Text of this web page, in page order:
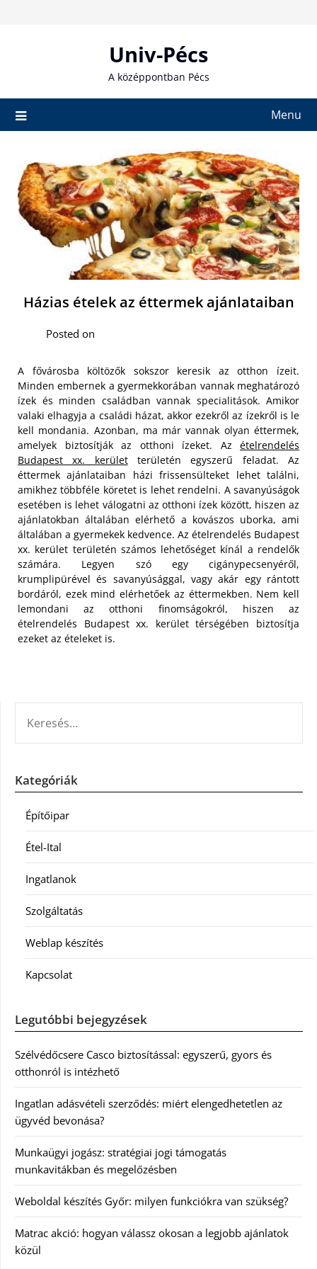
Univ-Pécs
A középpontban Pécs
Menu
Házias ételek az éttermek ajánlataiban
Posted on
A fővárosba költözők sokszor keresik az otthon ízeit.
Minden embernek a gyermekkorában vannak meghatározó
ízek és minden családban vannak specialitások. Amikor
valaki elhagyja a családi házat, akkor ezekről az ízekről is le
kell mondania. Azonban, ma már vannak olyan éttermek,
amelyek biztosítják az otthoni ízeket. Az ételrendelés
Budapest xx. kerületterületén egyszerű feladat. Az
éttermek ajánlataiban házi frissensülteket lehet találni,
amikhez többféle köretet is lehet rendelni. A savanyúságok
esetében is lehet válogatni az otthoni ízek között, hiszen az
ajánlatokban általában elérhető a kovászos uborka, ami
általában a gyermekek kedvence. Az ételrendelés Budapest
xx. kerület területén számos lehetőséget kínál a rendelők
számára. Legyen szó egy cigánypecsenyéről,
krumplipürével és savanyúsággal, vagy akár egy rántott
bordáról, ezek mind elérhetőek az éttermekben. Nem kell
lemondani az otthoni finomságokról, hiszen az
ételrendelés Budapest xx. kerület térségében biztosítja
ezeket az ételeket is.
Kategóriák
Építőipar
Étel-Ital
Ingatlanok
Szolgáltatás
Weblap készítés
Kapcsolat
Legutóbbi bejegyzések
Szélvédőcsere Casco biztosítással: egyszerű, gyors és
otthonról is intézhető
Ingatlan adásvételi szerződés: miért elengedhetetlen az
ügyvéd bevonása?
Munkaügyi jogász: stratégiai jogi támogatás
munkavitákban és megelőzésben
Weboldal készítés Győr: milyen funkciókra van szükség?
Matrac akció: hogyan válassz okosan a legjobb ajánlatok
közül